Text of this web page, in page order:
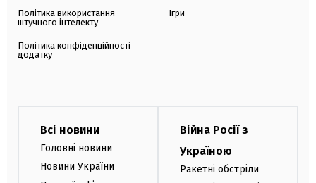
Політика використання
штучного інтелекту
Політика конфіденційності
додатку
Ігри
Всі новини
Головні новини
Новини України
Війна Росії з
Україною
Ракетні обстріли